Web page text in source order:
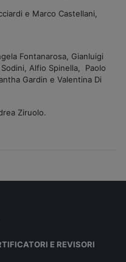
e Marco Castellani,
Fontanarosa, Gianluigi
Alfio Spinella, Paolo
Gardin e Valentina Di
Ziruolo.
E REVISORI